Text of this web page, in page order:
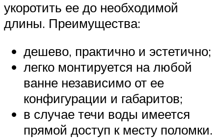
укоротить ее до необходимой
длины. Преимущества:
дешево, практично и эстетично;
легко монтируется на любой
ванне независимо от ее
конфигурации и габаритов;
в случае течи воды имеется
прямой доступ к месту поломки.